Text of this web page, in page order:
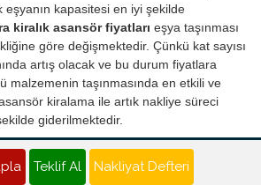
eşyanın kapasitesi en iyi şekilde
kiralık asansör fiyatları eşya taşınması
göre değişmektedir. Çünkü kat sayısı
artış olacak ve bu durum fiyatlara
malzemenin taşınmasında en etkili ve
kiralama ile artık nakliye süreci
giderilmektedir.
- Evden Eve Nakliye Fiyatı Al
Teklif Al Nakliyat Defteri